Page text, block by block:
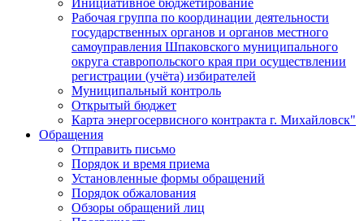
Инициативное бюджетирование
Рабочая группа по координации деятельности
государственных органов и органов местного
самоуправления Шпаковского муниципального
округа ставропольского края при осуществлении
регистрации (учёта) избирателей
Муниципальный контроль
Открытый бюджет
Карта энергосервисного контракта г. Михайловск"
Обращения
Отправить письмо
Порядок и время приема
Установленные формы обращений
Порядок обжалования
Обзоры обращений лиц